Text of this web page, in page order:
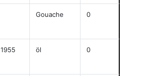
Gouache 0
1955 öl 0